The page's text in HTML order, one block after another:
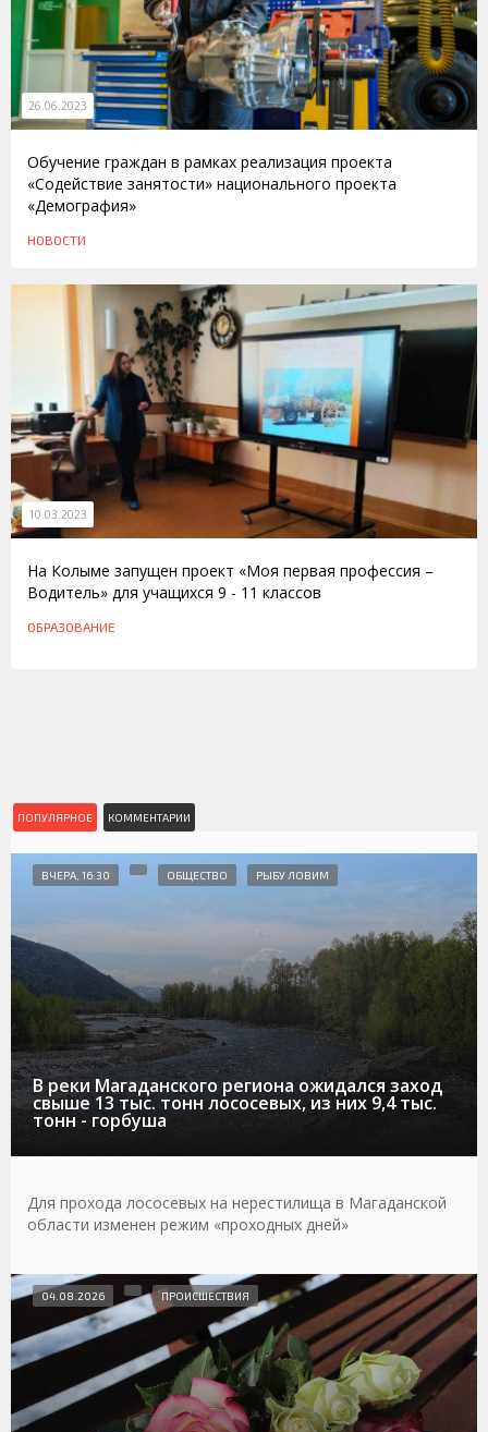
26.06.2023
Обучение граждан в рамках реализация проекта
«Содействие занятости» национального проекта
«Демография»
НОВОСТИ
10.03.2023
На Колыме запущен проект «Моя первая профессия –
Водитель» для учащихся 9 - 11 классов
ОБРАЗОВАНИЕ
ПОПУЛЯРНОЕ КОММЕНТАРИИ
В реки Магаданского региона ожидался заход
свыше 13 тыс. тонн лососевых, из них 9,4 тыс.
тонн - горбуша
ВЧЕРА, 16:30 ОБЩЕСТВО РЫБУ ЛОВИМ
Для прохода лососевых на нерестилища в Магаданской
области изменен режим «проходных дней»
04.08.2026 ПРОИСШЕСТВИЯ